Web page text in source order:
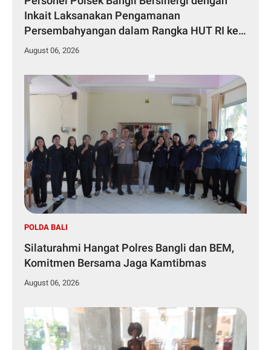
Inkait Laksanakan Pengamanan
Persembahyangan dalam Rangka HUT RI ke-
81 Tahun 2026
August 06, 2026
POLDA BALI
Silaturahmi Hangat Polres Bangli dan BEM,
Komitmen Bersama Jaga Kamtibmas
August 06, 2026